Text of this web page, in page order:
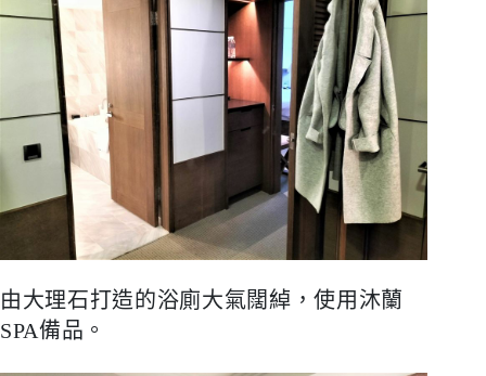
由大理石打造的浴廁大氣闊綽，使用沐蘭
SPA備品。